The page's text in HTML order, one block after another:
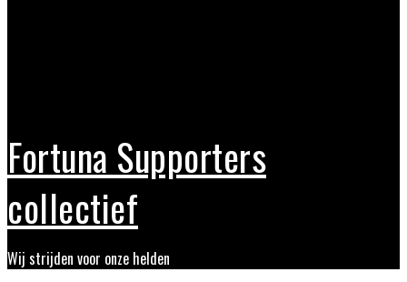
Fortuna Supporters
collectief
Wij strijden voor onze helden